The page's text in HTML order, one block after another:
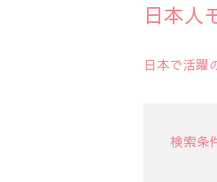
日本人
日本で活躍
検索条